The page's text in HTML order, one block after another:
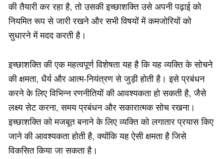
की तैयारी कर रहा है, तो उसकी इच्छाशक्ति उसे अपनी पढ़ाई को
नियमित रूप से जारी रखने और सभी विषयों में कमजोरियों को
सुधारने में मदद करती है।
इच्छाशक्ति की एक महत्वपूर्ण विशेषता यह है कि यह व्यक्ति के सोचने
की क्षमता, धैर्य और आत्म-नियंत्रण से जुड़ी होती है। इसे प्रबंधन
करने के लिए विभिन्न रणनीतियों की आवश्यकता हो सकती है, जैसे
लक्ष्य सेट करना, समय प्रबंधन और सकारात्मक सोच रखना।
इच्छाशक्ति को मजबूत बनाने के लिए व्यक्ति को लगातार प्रयास किए
जाने की आवश्यकता होती है, क्योंकि यह ऐसी क्षमता है जिसे
विकसित किया जा सकता है।